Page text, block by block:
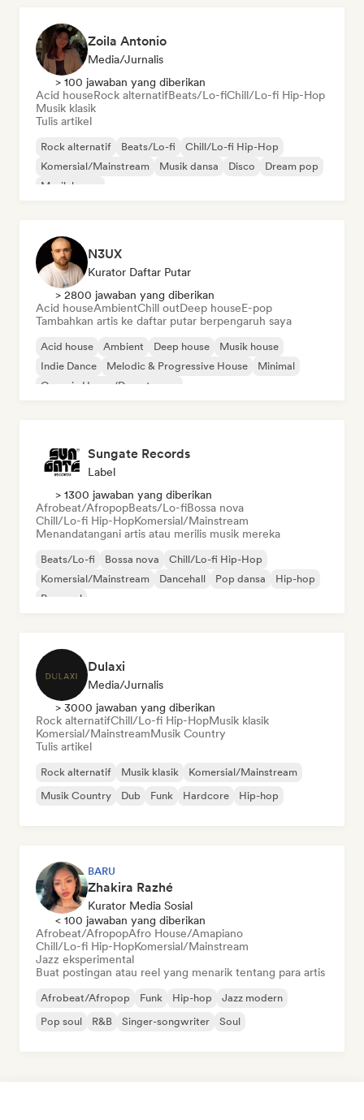
Zoila Antonio
Media/Jurnalis
> 100 jawaban yang diberikan
Acid houseRock alternatifBeats/Lo-fiChill/Lo-fi Hip-Hop
Musik klasik
Tulis artikel
Rock alternatif Beats/Lo-fi
Chill/Lo-fi Hip-Hop
Komersial/Mainstream
Musik dansa Disco
Dream pop
Musik house
N3UX
Kurator Daftar Putar
> 2800 jawaban yang diberikan
Acid houseAmbientChill outDeep houseE-pop
Tambahkan artis ke daftar putar berpengaruh saya
Acid house Ambient Deep house
Musik house
Indie Dance
Melodic & Progressive House
Minimal
Organic House/Downtempo
Sungate Records
Label
> 1300 jawaban yang diberikan
Afrobeat/AfropopBeats/Lo-fiBossa nova
Chill/Lo-fi Hip-HopKomersial/Mainstream
Menandatangani artis atau merilis musik mereka
Beats/Lo-fi Bossa nova
Chill/Lo-fi Hip-Hop
Komersial/Mainstream
Dancehall Pop dansa
Hip-hop
Pop soul
Dulaxi
Media/Jurnalis
> 3000 jawaban yang diberikan
Rock alternatifChill/Lo-fi Hip-HopMusik klasik
Komersial/MainstreamMusik Country
Tulis artikel
Rock alternatif Musik klasik
Komersial/Mainstream
Musik Country
Dub Funk Hardcore Hip-hop
BARU
Zhakira Razhé
Kurator Media Sosial
< 100 jawaban yang diberikan
Afrobeat/AfropopAfro House/Amapiano
Chill/Lo-fi Hip-HopKomersial/Mainstream
Jazz eksperimental
Buat postingan atau reel yang menarik tentang para artis
Afrobeat/Afropop Funk Hip-hop
Jazz modern
Pop soul
R&B Singer-songwriter Soul